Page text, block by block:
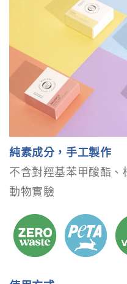
純素成分，手工製作
不含對羥基苯甲酸酯
動物實驗